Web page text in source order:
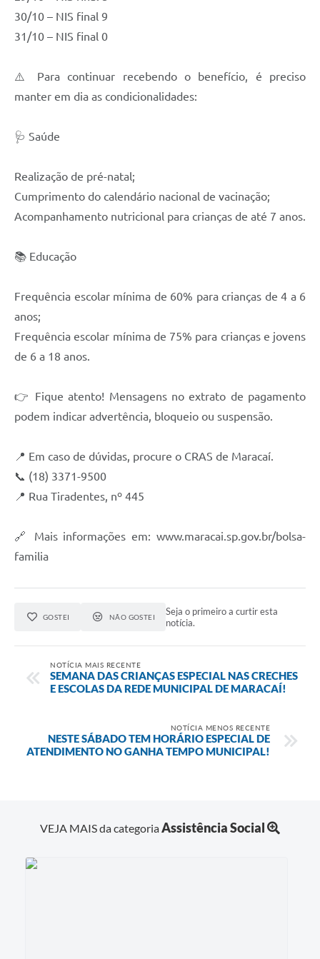
30/10 – NIS final 9
31/10 – NIS final 0
⚠️ Para continuar recebendo o benefício, é preciso
manter em dia as condicionalidades:
🩺 Saúde
Realização de pré-natal;
Cumprimento do calendário nacional de vacinação;
Acompanhamento nutricional para crianças de até 7 anos.
📚 Educação
Frequência escolar mínima de 60% para crianças de 4 a 6
anos;
Frequência escolar mínima de 75% para crianças e jovens
de 6 a 18 anos.
👉 Fique atento! Mensagens no extrato de pagamento
podem indicar advertência, bloqueio ou suspensão.
📍 Em caso de dúvidas, procure o CRAS de Maracaí.
📞 (18) 3371-9500
📍 Rua Tiradentes, nº 445
🔗 Mais informações em: www.maracai.sp.gov.br/bolsa-
familia
GOSTEI NÃO GOSTEI
Seja o primeiro a curtir esta
notícia.
NOTÍCIA MAIS RECENTE
SEMANA DAS CRIANÇAS ESPECIAL NAS CRECHES
E ESCOLAS DA REDE MUNICIPAL DE MARACAÍ!
NOTÍCIA MENOS RECENTE
NESTE SÁBADO TEM HORÁRIO ESPECIAL DE
ATENDIMENTO NO GANHA TEMPO MUNICIPAL!
VEJA MAIS da categoriaAssistência Social